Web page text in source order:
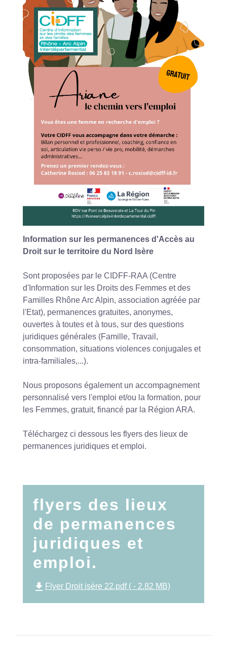
Information sur les permanences d'Accès au
Droit sur le territoire du Nord Isère
Sont proposées par le CIDFF-RAA (Centre
d'Information sur les Droits des Femmes et des
Familles Rhône Arc Alpin, association agréée par
l'Etat), permanences gratuites, anonymes,
ouvertes à toutes et à tous, sur des questions
juridiques générales (Famille, Travail,
consommation, situations violences conjugales et
intra-familiales,...).
Nous proposons également un accompagnement
personnalisé vers l'emploi et/ou la formation, pour
les Femmes, gratuit, financé par la Région ARA.
Téléchargez ci dessous les flyers des lieux de
permanences juridiques et emploi.
flyers des lieux
de permanences
juridiques et
emploi.
file_download Flyer Droit isère 22.pdf ( - 2.82 MB)